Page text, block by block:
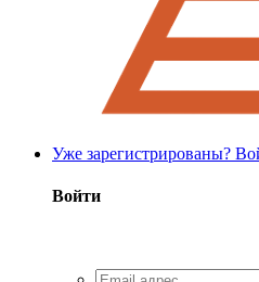
Уже зарегистрированы?
Войти